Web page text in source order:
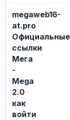
—
это
альтернативные
домены,
которые
копируют
основно…
megaweb16-
at.pro
Официальные
ссылки
Мега
-
Mega
2.0
как
войти